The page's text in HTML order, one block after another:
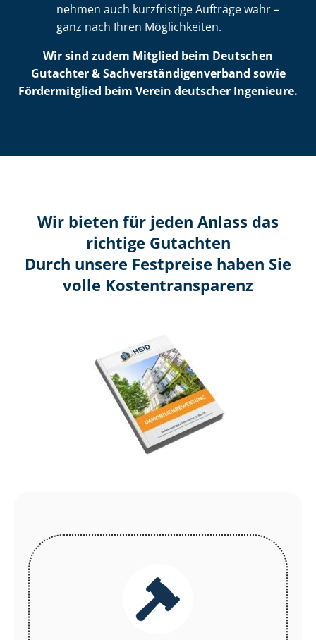
nehmen auch kurzfristige Aufträge wahr –
ganz nach Ihren Möglichkeiten.
Wir sind zudem Mitglied beim Deutschen
Gutachter & Sach­ver­stän­di­gen­ver­band sowie
Fördermitglied beim Verein deutscher Ingenieure.
Wir bieten für jeden Anlass das
richtige Gutachten
Durch unsere Festpreise haben Sie
volle Kosten­transparenz